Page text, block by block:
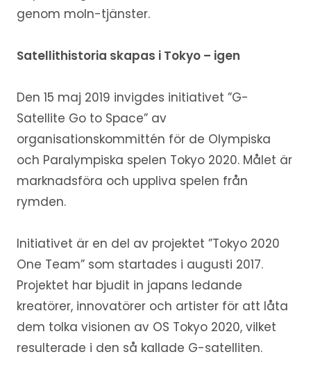
genom moln-tjänster.
Satellithistoria skapas i Tokyo – igen
Den 15 maj 2019 invigdes initiativet ”G-
Satellite Go to Space” av
organisationskommittén för de Olympiska
och Paralympiska spelen Tokyo 2020. Målet är
marknadsföra och uppliva spelen från
rymden.
Initiativet är en del av projektet ”Tokyo 2020
One Team” som startades i augusti 2017.
Projektet har bjudit in japans ledande
kreatörer, innovatörer och artister för att låta
dem tolka visionen av OS Tokyo 2020, vilket
resulterade i den så kallade G-satelliten.